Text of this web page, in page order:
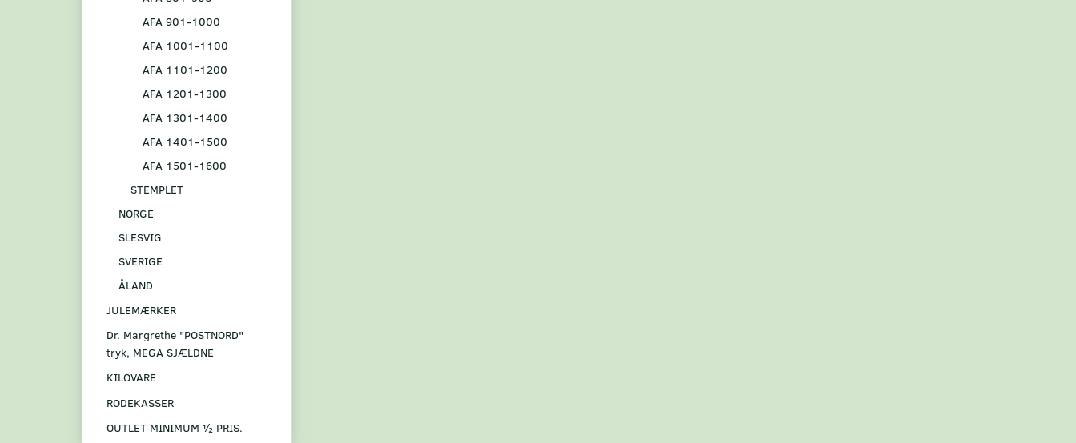
AFA 901-1000
AFA 1001-1100
AFA 1101-1200
AFA 1201-1300
AFA 1301-1400
AFA 1401-1500
AFA 1501-1600
STEMPLET
NORGE
SLESVIG
SVERIGE
ÅLAND
JULEMÆRKER
Dr. Margrethe "POSTNORD"
tryk, MEGA SJÆLDNE
KILOVARE
RODEKASSER
OUTLET MINIMUM ½ PRIS.